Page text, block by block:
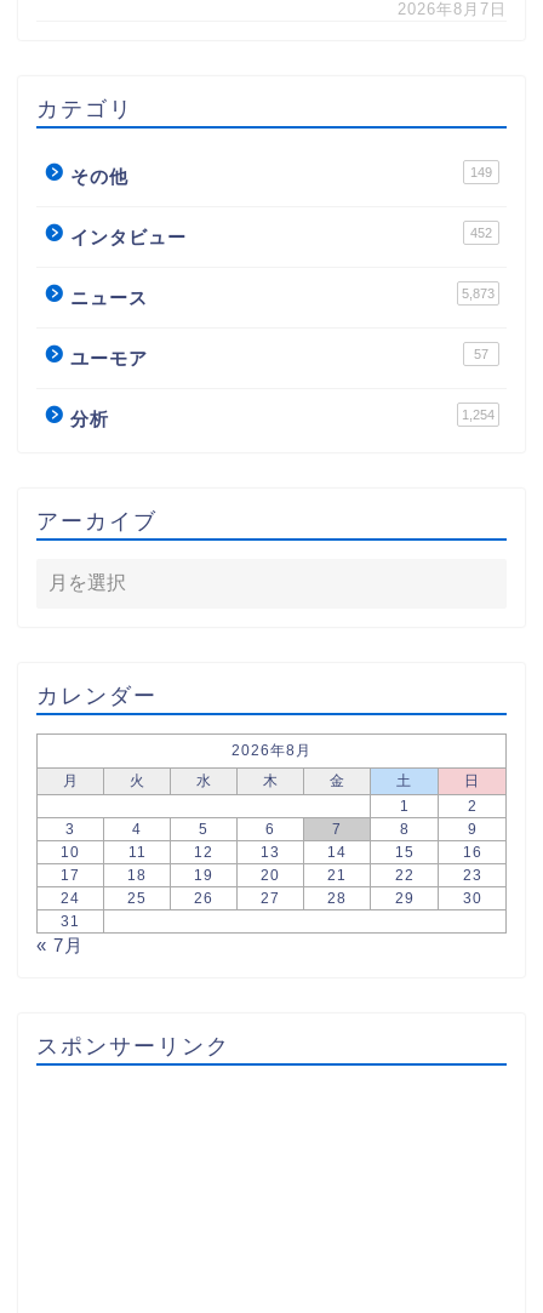
2026年8月7日
カテゴリ
その他 149
インタビュー 452
ニュース 5,873
ユーモア 57
分析 1,254
アーカイブ
カレンダー
2026年8月
月
火 水 木 金 土
日
1
2
3
4 5 6 7 8
9
10
11 12 13 14 15
16
17
18 19 20 21 22
23
24
25 26 27 28 29
30
31
« 7月
スポンサーリンク